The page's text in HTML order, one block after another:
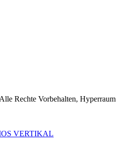
Rechte Vorbehalten, Hyperraum
VERTIKAL